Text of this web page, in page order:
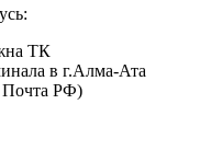
ТК
в г.Алма-Ата
Почта РФ)